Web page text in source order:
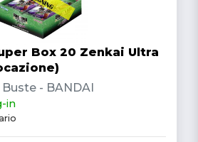
Box 20 Zenkai Ultra
- BANDAI
in